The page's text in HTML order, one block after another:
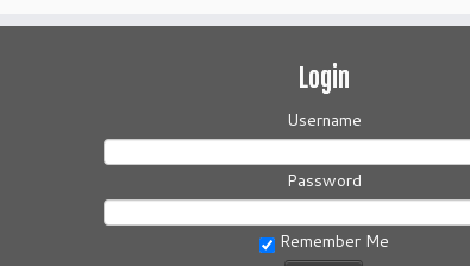
Login
Username
Password
Remember Me